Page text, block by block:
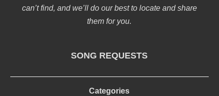
can’t find, and we’ll do our best to locate and share
them for you.
SONG REQUESTS
Categories